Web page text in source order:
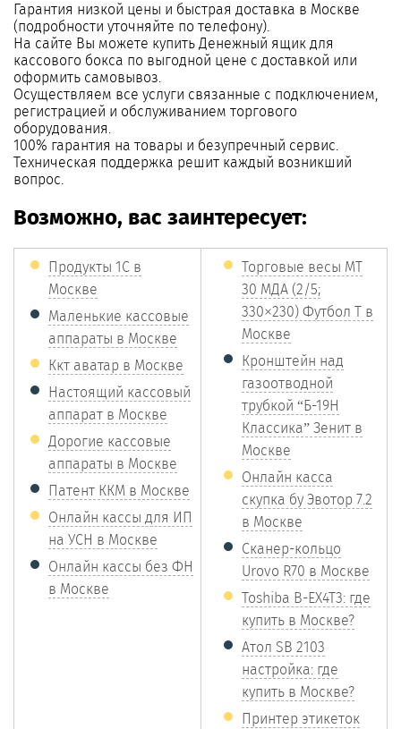
Гарантия низкой цены и быстрая доставка в Москве
(подробности уточняйте по телефону).
На сайте Вы можете купить Денежный ящик для
кассового бокса по выгодной цене с доставкой или
оформить самовывоз.
Осуществляем все услуги связанные с подключением,
регистрацией и обслуживанием торгового
оборудования.
100% гарантия на товары и безупречный сервис.
Техническая поддержка решит каждый возникший
вопрос.
Возможно, вас заинтересует:
Продукты 1С в
Москве
Маленькие кассовые
аппараты в Москве
Ккт аватар в Москве
Настоящий кассовый
аппарат в Москве
Дорогие кассовые
аппараты в Москве
Патент ККМ в Москве
Онлайн кассы для ИП
на УСН в Москве
Онлайн кассы без ФН
в Москве
Торговые весы МТ
30 МДА (2/5;
330×230) Футбол Т в
Москве
Кронштейн над
газоотводной
трубкой “Б-19Н
Классика” Зенит в
Москве
Онлайн касса
скупка бу Эвотор 7.2
в Москве
Сканер-кольцо
Urovo R70 в Москве
Toshiba B-EX4T3: где
купить в Москве?
Атол SB 2103
настройка: где
купить в Москве?
Принтер этикеток